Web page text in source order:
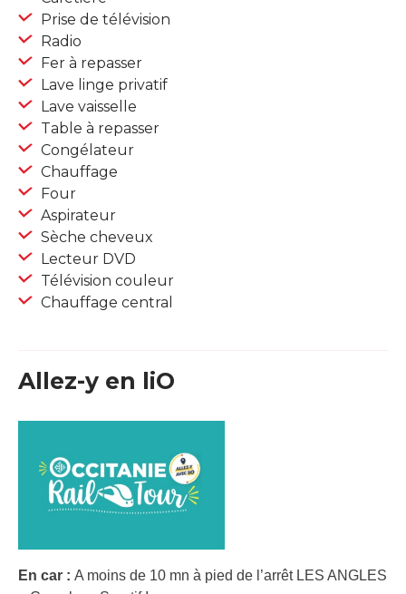
Prise de télévision
Radio
Fer à repasser
Lave linge privatif
Lave vaisselle
Table à repasser
Congélateur
Chauffage
Four
Aspirateur
Sèche cheveux
Lecteur DVD
Télévision couleur
Chauffage central
Allez-y en liO
En car : A moins de 10 mn à pied de l’arrêt LES ANGLES